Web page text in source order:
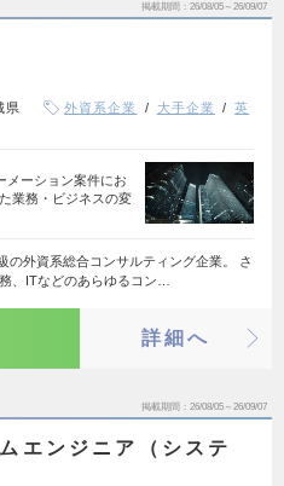
掲載期間 26/08/05～26/09/07
県 外資系企業 大手企業
英
メーション案件にお
業務・ビジネスの変
の外資系総合コンサルティング企業。 さ
、ITなどのあらゆるコン…
詳細へ
掲載期間 26/08/05～26/09/07
エンジニア（システ